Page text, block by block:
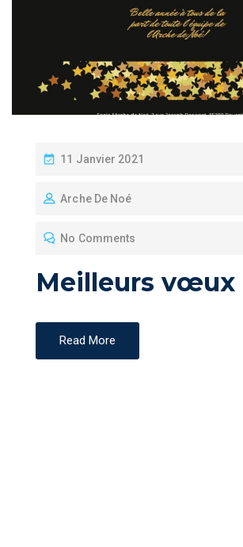
P
S
O
11 Janvier 2021
Arche De Noé
No Comments
Meilleurs vœux
Read More